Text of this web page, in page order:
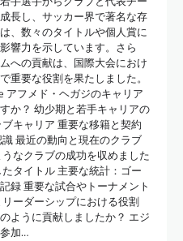
長し、サッカー界で著名な存
、数々のタイトルや個人賞に
響力を示しています。さら
への貢献は、国際大会におけ
重要な役割を果たしました。
アフメド・ヘガジのキャリア
か？ 幼少期と若手キャリアの
キャリア 重要な移籍と契約
最近の動向と現在のクラブ
なクラブの成功を収めました
タイトル 主要な統計：ゴー
録 重要な試合やトーナメント
ーダーシップにおける役割
ように貢献しましたか？ エジ
加…